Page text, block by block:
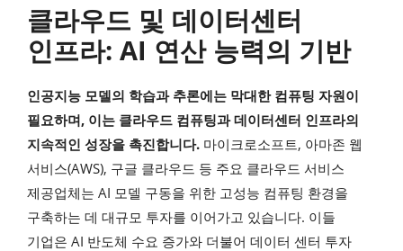
클라우드 및 데이터센터
인프라: AI 연산 능력의 기반
인공지능 모델의 학습과 추론에는 막대한 컴퓨팅 자원이
필요하며, 이는 클라우드 컴퓨팅과 데이터센터 인프라의
지속적인 성장을 촉진합니다. 마이크로소프트, 아마존 웹
서비스(AWS), 구글 클라우드 등 주요 클라우드 서비스
제공업체는 AI 모델 구동을 위한 고성능 컴퓨팅 환경을
구축하는 데 대규모 투자를 이어가고 있습니다. 이들
기업은 AI 반도체 수요 증가와 더불어 데이터 센터 투자